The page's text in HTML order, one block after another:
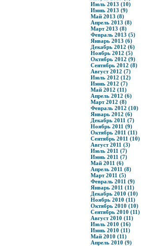
Июль 2013 (10)
Июнь 2013 (9)
Май 2013 (8)
Апрель 2013 (8)
Март 2013 (8)
Февраль 2013 (5)
Январь 2013 (6)
Декабрь 2012 (6)
Ноябрь 2012 (5)
Октябрь 2012 (9)
Сентябрь 2012 (8)
Август 2012 (7)
Июль 2012 (12)
Июнь 2012 (7)
Май 2012 (11)
Апрель 2012 (6)
Март 2012 (8)
Февраль 2012 (10)
Январь 2012 (6)
Декабрь 2011 (7)
Ноябрь 2011 (9)
Октябрь 2011 (11)
Сентябрь 2011 (10)
Август 2011 (3)
Июль 2011 (7)
Июнь 2011 (7)
Май 2011 (6)
Апрель 2011 (8)
Март 2011 (5)
Февраль 2011 (9)
Январь 2011 (11)
Декабрь 2010 (10)
Ноябрь 2010 (11)
Октябрь 2010 (10)
Сентябрь 2010 (11)
Август 2010 (11)
Июль 2010 (16)
Июнь 2010 (11)
Май 2010 (11)
Апрель 2010 (9)